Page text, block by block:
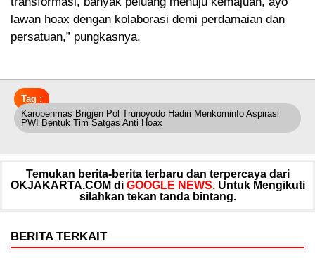
lawan hoax dengan kolaborasi demi perdamaian dan
persatuan,” pungkasnya.
Tag :
Karopenmas Brigjen Pol Trunoyodo Hadiri Menkominfo Aspirasi
PWI Bentuk Tim Satgas Anti Hoax
Temukan berita-berita terbaru dan terpercaya dari
OKJAKARTA.COM di GOOGLE NEWS. Untuk Mengikuti
silahkan tekan tanda bintang.
BERITA TERKAIT